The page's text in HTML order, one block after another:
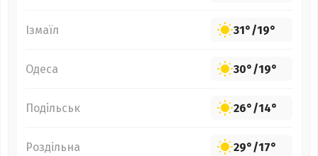
Ізмаїл 31°/19°
Одеса 30°/19°
Подільськ 26°/14°
Роздільна 29°/17°